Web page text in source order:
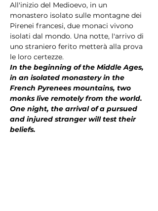
All'inizio del Medioevo, in un
monastero isolato sulle montagne dei
Pirenei francesi, due monaci vivono
isolati dal mondo. Una notte, l'arrivo di
uno straniero ferito metterà alla prova
le loro certezze.
In the beginning of the Middle Ages,
in an isolated monastery in the
French Pyrenees mountains, two
monks live remotely from the world.
One night, the arrival of a pursued
and injured stranger will test their
beliefs.